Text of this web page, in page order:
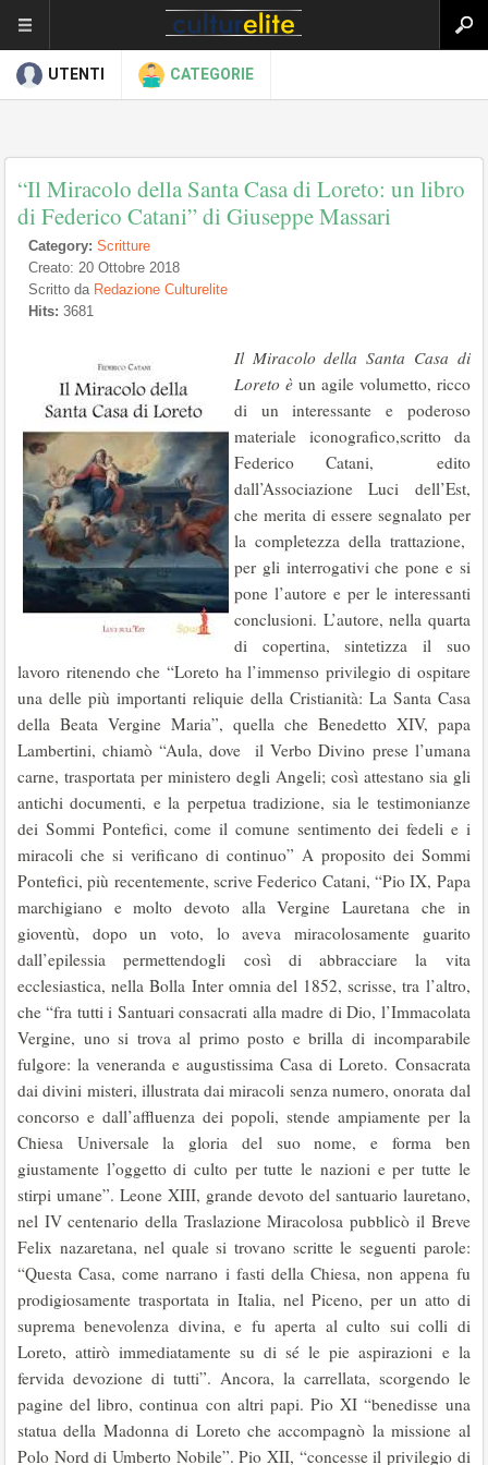
UTENTI CATEGORIE
“Il Miracolo della Santa Casa di Loreto: un libro
di Federico Catani” di Giuseppe Massari
Category: Scritture
Creato: 20 Ottobre 2018
Scritto da Redazione Culturelite
Hits: 3681
Il Miracolo della Santa Casa di
Loreto è un agile volumetto, ricco
di un interessante e poderoso
materiale iconografico,scritto da
Federico Catani, edito
dall’Associazione Luci dell’Est,
che merita di essere segnalato per
la completezza della trattazione,
per gli interrogativi che pone e si
pone l’autore e per le interessanti
conclusioni. L’autore, nella quarta
di copertina, sintetizza il suo
lavoro ritenendo che “Loreto ha l’immenso privilegio di ospitare
una delle più importanti reliquie della Cristianità: La Santa Casa
della Beata Vergine Maria”, quella che Benedetto XIV, papa
Lambertini, chiamò “Aula, dove il Verbo Divino prese l’umana
carne, trasportata per ministero degli Angeli; così attestano sia gli
antichi documenti, e la perpetua tradizione, sia le testimonianze
dei Sommi Pontefici, come il comune sentimento dei fedeli e i
miracoli che si verificano di continuo” A proposito dei Sommi
Pontefici, più recentemente, scrive Federico Catani, “Pio IX, Papa
marchigiano e molto devoto alla Vergine Lauretana che in
gioventù, dopo un voto, lo aveva miracolosamente guarito
dall’epilessia permettendogli così di abbracciare la vita
ecclesiastica, nella Bolla Inter omnia del 1852, scrisse, tra l’altro,
che “fra tutti i Santuari consacrati alla madre di Dio, l’Immacolata
Vergine, uno si trova al primo posto e brilla di incomparabile
fulgore: la veneranda e augustissima Casa di Loreto. Consacrata
dai divini misteri, illustrata dai miracoli senza numero, onorata dal
concorso e dall’affluenza dei popoli, stende ampiamente per la
Chiesa Universale la gloria del suo nome, e forma ben
giustamente l’oggetto di culto per tutte le nazioni e per tutte le
stirpi umane”. Leone XIII, grande devoto del santuario lauretano,
nel IV centenario della Traslazione Miracolosa pubblicò il Breve
Felix nazaretana, nel quale si trovano scritte le seguenti parole:
“Questa Casa, come narrano i fasti della Chiesa, non appena fu
prodigiosamente trasportata in Italia, nel Piceno, per un atto di
suprema benevolenza divina, e fu aperta al culto sui colli di
Loreto, attirò immediatamente su di sé le pie aspirazioni e la
fervida devozione di tutti”. Ancora, la carrellata, scorgendo le
pagine del libro, continua con altri papi. Pio XI “benedisse una
statua della Madonna di Loreto che accompagnò la missione al
Polo Nord di Umberto Nobile”. Pio XII, “concesse il privilegio di